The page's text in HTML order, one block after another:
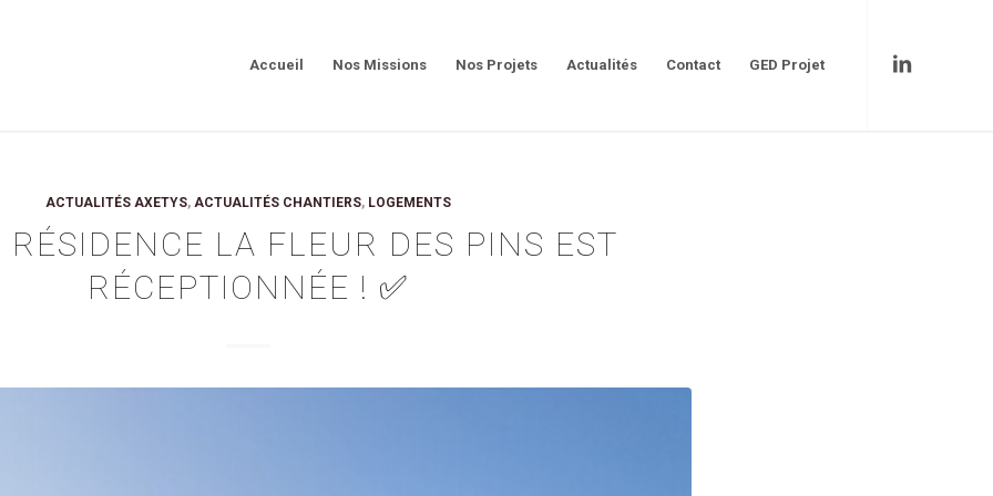
Accueil Nos Missions Nos Projets Actualités Contact GED Projet
ACTUALITÉS AXETYS, ACTUALITÉS CHANTIERS, LOGEMENTS
LA FLEUR DES PINS EST
RÉCEPTIONNÉE ! ✅